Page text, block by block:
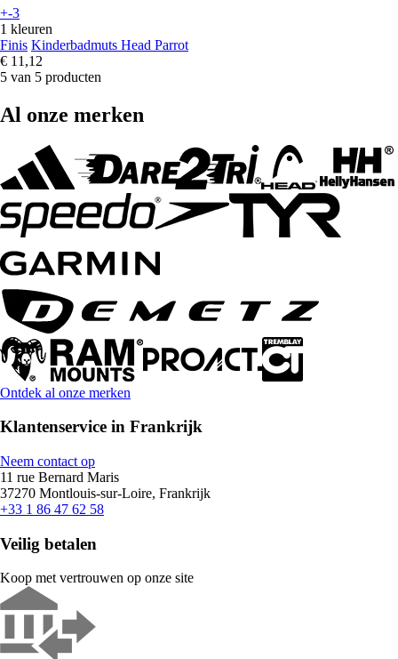
+-3
1 kleuren
Finis Kinderbadmuts Head Parrot
€ 11,12
5 van 5 producten
Al onze merken
Ontdek al onze merken
Klantenservice in Frankrijk
Neem contact op
11 rue Bernard Maris
37270 Montlouis-sur-Loire, Frankrijk
+33 1 86 47 62 58
Veilig betalen
Koop met vertrouwen op onze site